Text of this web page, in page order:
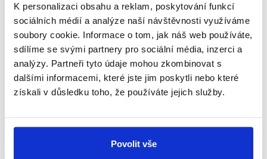
K personalizaci obsahu a reklam, poskytování funkcí
sociálních médií a analýze naší návštěvnosti využíváme
soubory cookie. Informace o tom, jak náš web používáte,
sdílíme se svými partnery pro sociální média, inzerci a
analýzy. Partneři tyto údaje mohou zkombinovat s
dalšími informacemi, které jste jim poskytli nebo které
získali v důsledku toho, že používáte jejich služby.
Povolit vše
Sociální sítě
Nenechte si ujít nejnovější události
z Demagog.cz. Sdílením našich
příspěvků přátelům podpoříte naši